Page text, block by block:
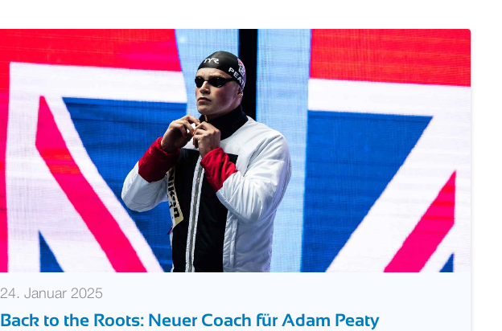
24. Januar 2025
Back to the Roots: Neuer Coach für Adam Peaty